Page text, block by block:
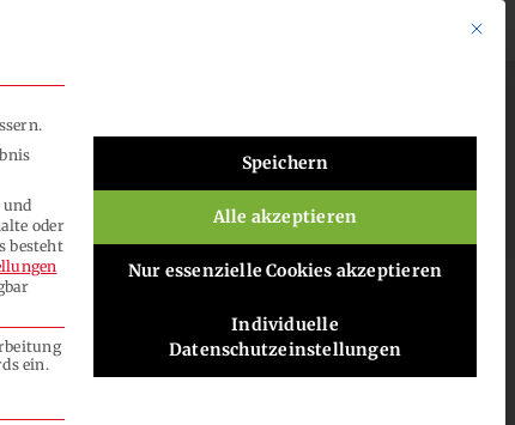
+49 5221. 29794-0
Mit
und
oder
besteht
ein.
Speichern
Alle akzeptieren
Nur essenzielle Cookies akzeptieren
Individuelle
Datenschutzeinstellungen